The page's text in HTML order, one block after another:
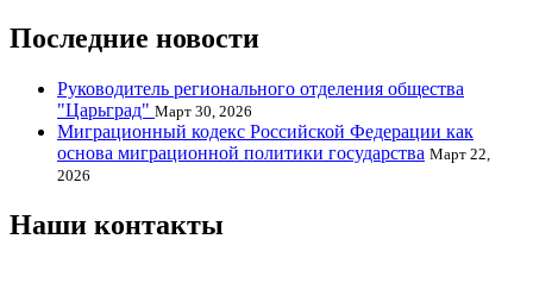
Последние новости
Руководитель регионального отделения общества
"Царьград" Март 30, 2026
Миграционный кодекс Российской Федерации как
основа миграционной политики государства Март 22,
2026
Наши контакты